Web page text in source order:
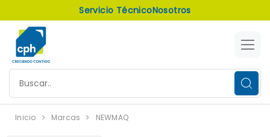
Servicio TécnicoNosotros
Inicio Marcas NEWMAQ